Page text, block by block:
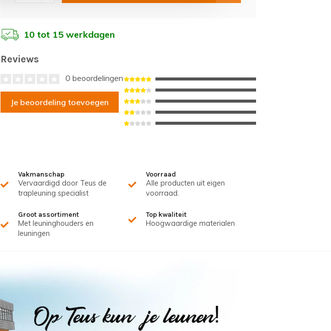
10 tot 15 werkdagen
Reviews
0 beoordelingen
Je beoordeling toevoegen
Vakmanschap
Vervaardigd door Teus de
trapleuning specialist
Voorraad
Alle producten uit eigen
voorraad.
Groot assortiment
Met leuninghouders en
leuningen
Top kwaliteit
Hoogwaardige materialen